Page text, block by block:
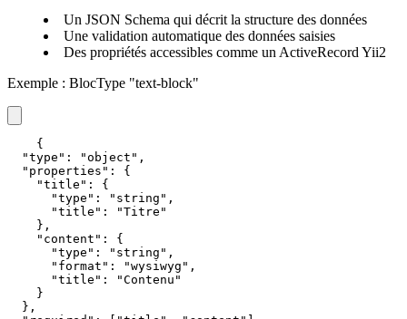
Un JSON Schema qui décrit la structure des données
Une validation automatique des données saisies
Des propriétés accessibles comme un ActiveRecord Yii2
Exemple : BlocType "text-block"
{
  "type": "object",
  "properties": {
    "title": {
      "type": "string",
      "title": "Titre"
    },
    "content": {
      "type": "string",
      "format": "wysiwyg",
      "title": "Contenu"
    }
  },